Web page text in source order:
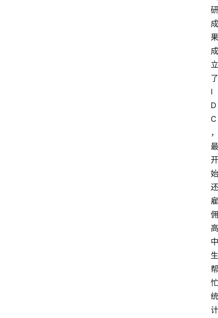
研
成
果
成
立
了
I
D
C
，
最
开
始
还
雇
佣
高
中
生
帮
忙
统
计